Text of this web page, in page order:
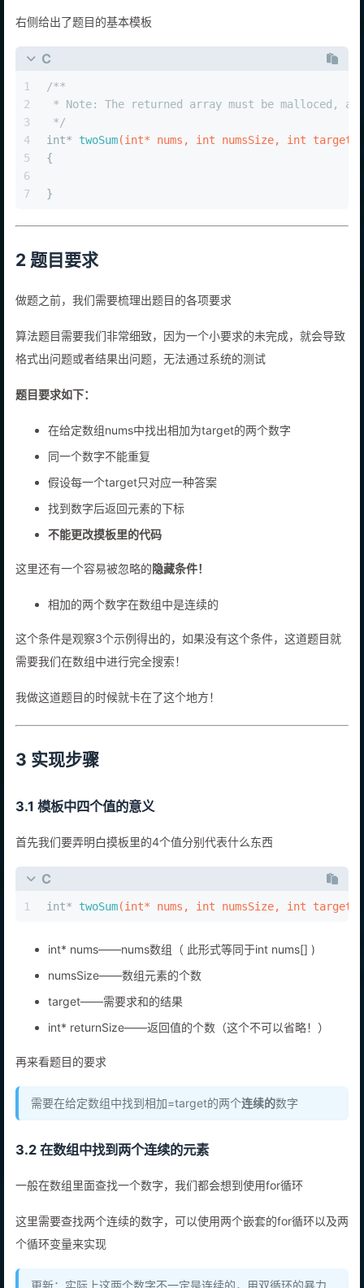
右侧给出了题目的基本模板
C
1
2
3
4
5
6
7
/**
* Note: The returned array must be malloced,
*/
int* twoSum(int* nums, int numsSize, int target,
{
}
2 题目要求
做题之前，我们需要梳理出题目的各项要求
算法题目需要我们非常细致，因为一个小要求的未完成，就会导致
格式出问题或者结果出问题，无法通过系统的测试
题目要求如下：
在给定数组nums中找出相加为target的两个数字
同一个数字不能重复
假设每一个target只对应一种答案
找到数字后返回元素的下标
不能更改摸板里的代码
这里还有一个容易被忽略的隐藏条件！
相加的两个数字在数组中是连续的
这个条件是观察3个示例得出的，如果没有这个条件，这道题目就
需要我们在数组中进行完全搜索！
我做这道题目的时候就卡在了这个地方！
3 实现步骤
3.1 模板中四个值的意义
首先我们要弄明白摸板里的4个值分别代表什么东西
C
1 int* twoSum(int* nums, int numsSize, int target,
int* nums——nums数组（ 此形式等同于int nums[] )
numsSize——数组元素的个数
target——需要求和的结果
int* returnSize——返回值的个数（这个不可以省略！）
再来看题目的要求
需要在给定数组中找到相加=target的两个连续的数字
3.2 在数组中找到两个连续的元素
一般在数组里面查找一个数字，我们都会想到使用for循环
这里需要查找两个连续的数字，可以使用两个嵌套的for循环以及两
个循环变量来实现